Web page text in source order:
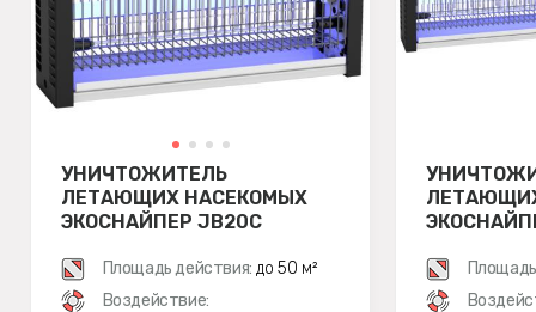
УНИЧТОЖИТЕЛЬ
ЛЕТАЮЩИХ НАСЕКОМЫХ
ЭКОСНАЙПЕР JB20C
Площадь действия: до 50 м²
Воздействие: